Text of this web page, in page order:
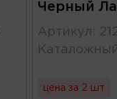
Черный
Артикул :
цена за 2 шт